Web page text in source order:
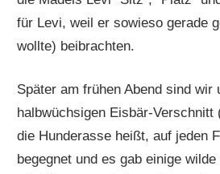
für Levi, weil er sowieso gerade
wollte) beibrachten.
Später am frühen Abend sind wir
halbwüchsigen Eisbär-Verschnitt
die Hunderasse heißt, auf jeden
begegnet und es gab einige